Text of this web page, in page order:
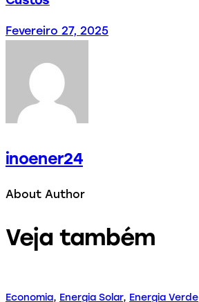
Fevereiro 27, 2025
inoener24
About Author
Veja também
Economia, Energia Solar, Energia Verde